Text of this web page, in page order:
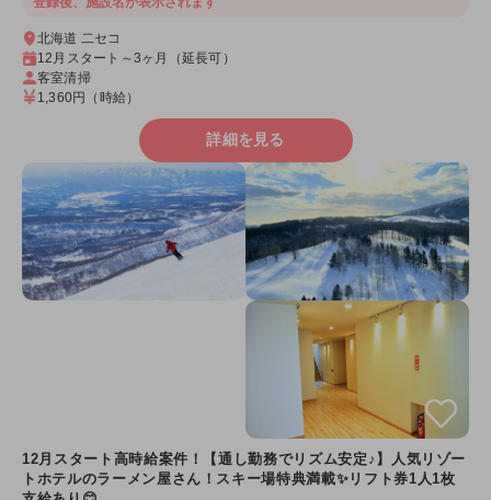
北海道 二セコ
12月スタート～3ヶ月（延長可）
客室清掃
1,360円 （時給）
詳細を見る
12月スタート高時給案件！【通し勤務でリズム安定♪】人気リゾー
トホテルのラーメン屋さん！スキー場特典満載✨リフト券1人1枚